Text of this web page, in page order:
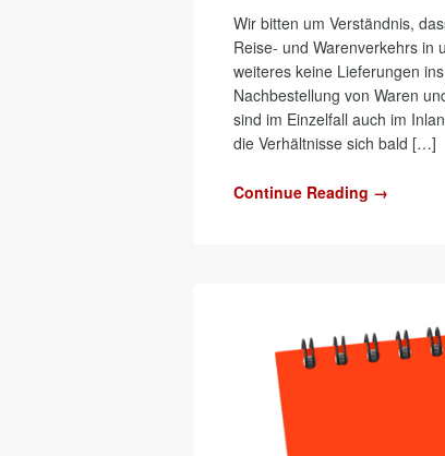
Wir bitten um Verständnis,
Reise- und Warenverkehrs in
weiteres keine Lieferungen
Nachbestellung von Waren
sind im Einzelfall auch im
die Verhältnisse sich bald […]
Continue Reading →